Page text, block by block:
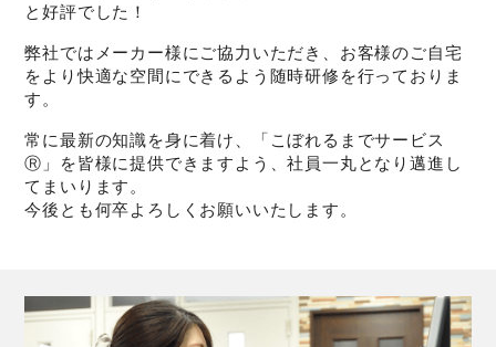
と好評でした！
弊社ではメーカー様にご協力いただき、お客様のご自宅
をより快適な空間にできるよう随時研修を行っておりま
す。
常に最新の知識を身に着け、「こぼれるまでサービス
Ⓡ」を皆様に提供できますよう、社員一丸となり邁進し
てまいります。
今後とも何卒よろしくお願いいたします。